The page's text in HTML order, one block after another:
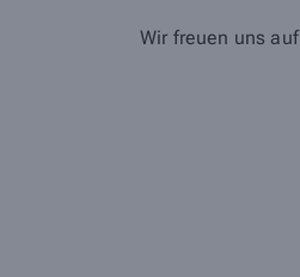
Wir freuen uns